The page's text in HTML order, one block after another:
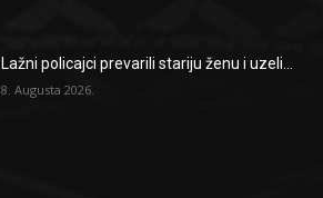
Lažni policajci prevarili stariju ženu i uzeli...
8. Augusta 2026.